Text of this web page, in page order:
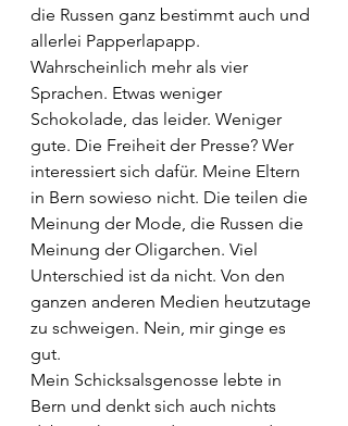
die Russen ganz bestimmt auch und
allerlei Papperlapapp.
Wahrscheinlich mehr als vier
Sprachen. Etwas weniger
Schokolade, das leider. Weniger
gute. Die Freiheit der Presse? Wer
interessiert sich dafür. Meine Eltern
in Bern sowieso nicht. Die teilen die
Meinung der Mode, die Russen die
Meinung der Oligarchen. Viel
Unterschied ist da nicht. Von den
ganzen anderen Medien heutzutage
zu schweigen. Nein, mir ginge es
gut.
Mein Schicksalsgenosse lebte in
Bern und denkt sich auch nichts